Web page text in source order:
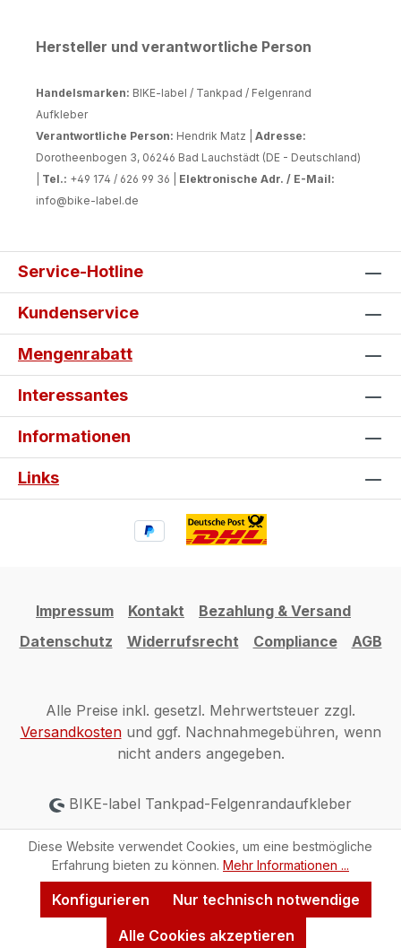
Hersteller und verantwortliche Person
Handelsmarken: BIKE-label / Tankpad / Felgenrand
Aufkleber
Verantwortliche Person: Hendrik Matz | Adresse:
Dorotheenbogen 3, 06246 Bad Lauchstädt (DE - Deutschland)
Tel.: +49 174 / 626 99 36 | Elektronische Adr. / E-Mail:
info@bike-label.de
Service-Hotline
Kundenservice
Mengenrabatt
Interessantes
Informationen
Links
Impressum Kontakt
Bezahlung & Versand
Datenschutz
Widerrufsrecht Compliance AGB
Alle Preise inkl. gesetzl. Mehrwertsteuer zzgl.
Versandkostenund ggf. Nachnahmegebühren, wenn
nicht anders angegeben.
BIKE-label Tankpad-Felgenrandaufkleber
Diese Website verwendet Cookies, um eine bestmögliche
Erfahrung bieten zu können. Mehr Informationen ...
Nur technisch notwendige
Konfigurieren
Alle Cookies akzeptieren